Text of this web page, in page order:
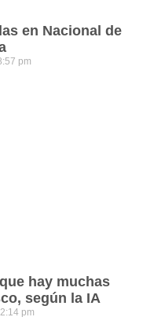
en Nacional de
pm
hay muchas
según la IA
pm